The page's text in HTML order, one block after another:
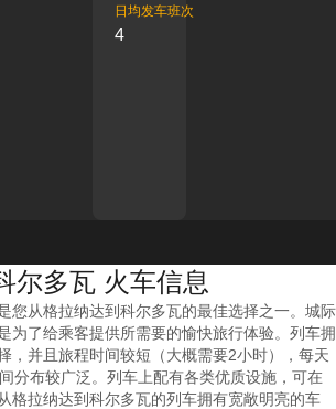
日均发车班次
4
尔多瓦 火车信息
您从格拉纳达到科尔多瓦的最佳选择之一。城际
为了给乘客提供所需要的愉快旅行体验。列车拥
，并且旅程时间较短（大概需要2小时），每天
分布较广泛。列车上配有各类优质设施，可在
格拉纳达到科尔多瓦的列车拥有宽敞明亮的车